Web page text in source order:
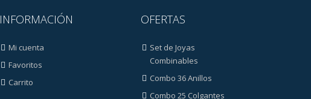
INFORMACIÓN
Mi cuenta
Favoritos
Carrito
OFERTAS
Set de Joyas
Combinables
Combo 36 Anillos
Combo 25 Colgantes